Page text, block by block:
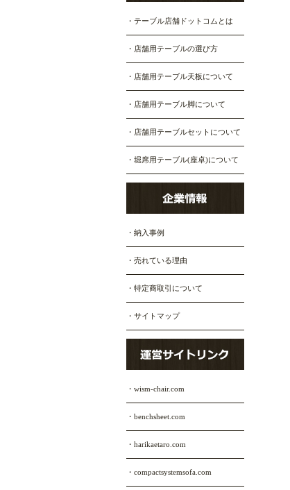
・テーブル店舗ドットコムとは
・店舗用テーブルの選び方
・店舗用テーブル天板について
・店舗用テーブル脚について
・店舗用テーブルセットについて
・堀席用テーブル(座卓)について
・納入事例
・売れている理由
・特定商取引について
・サイトマップ
・wism-chair.com
・benchsheet.com
・harikaetaro.com
・compactsystemsofa.com